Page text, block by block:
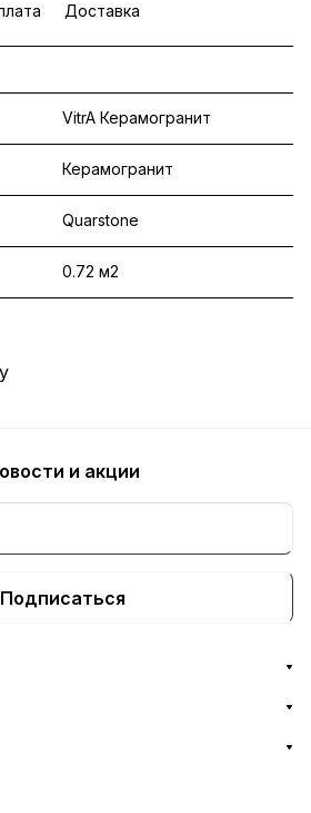
Доставка
VitrA Керамогранит
Керамогранит
Quarstone
0.72 м2
и акции
Подписаться